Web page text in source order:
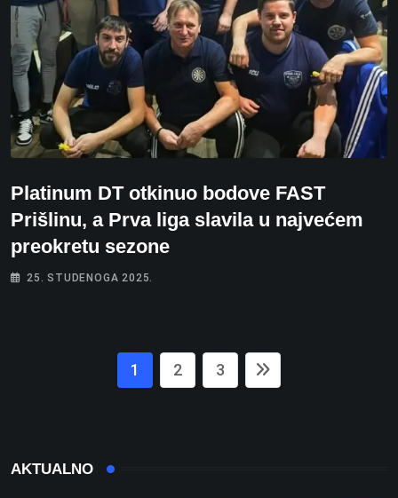
Platinum DT otkinuo bodove FAST
Prišlinu, a Prva liga slavila u najvećem
preokretu sezone
25. STUDENOGA 2025.
1 2 3
AKTUALNO